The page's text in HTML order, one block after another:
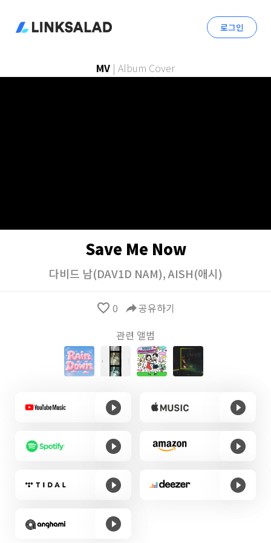
로그인
MV | Album Cover
Save Me Now
다비드 남(DAV1D NAM),AISH(애시)
favorite_border 0 reply공유하기
관련 앨범